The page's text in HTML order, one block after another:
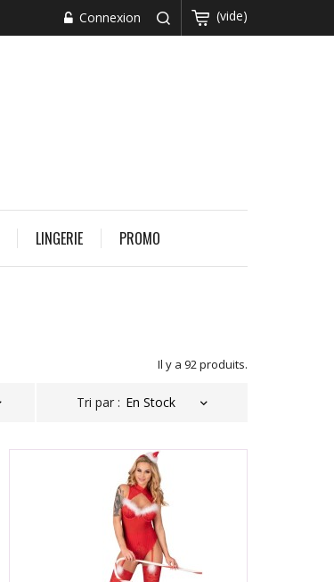
(vide)
Connexion
LINGERIE PROMO
Il y a 92 produits.
Tri par :